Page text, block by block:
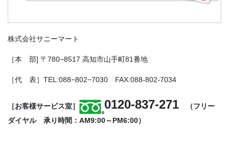
株式会社サニーマート
［本 部] 〒780−8517 高知市山手町81番地
［代 表］TEL:088−802−7030 FAX:088-802-7034
［お客様サービス室］ 0120-837-271 （フリー
ダイヤル 承り時間：AM9:00～PM6:00）